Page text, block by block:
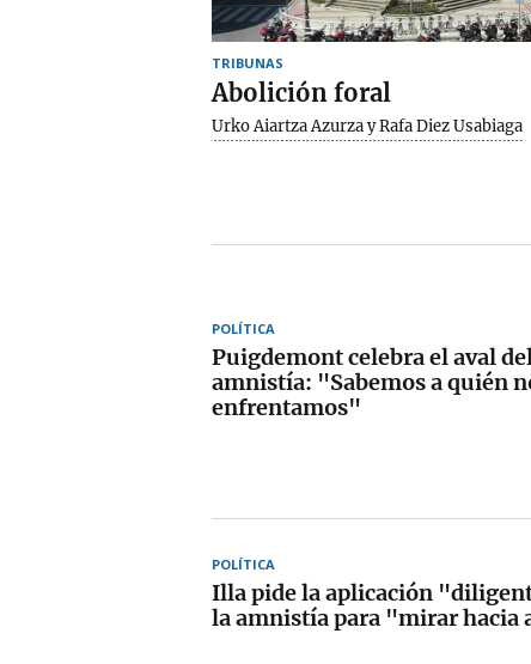
TRIBUNAS
Abolición foral
Urko Aiartza Azurza y Rafa Diez Usabiaga
POLÍTICA
Puigdemont celebra el aval
amnistía: "Sabemos a quién
enfrentamos"
POLÍTICA
Illa pide la aplicación
la amnistía para "mirar hacia